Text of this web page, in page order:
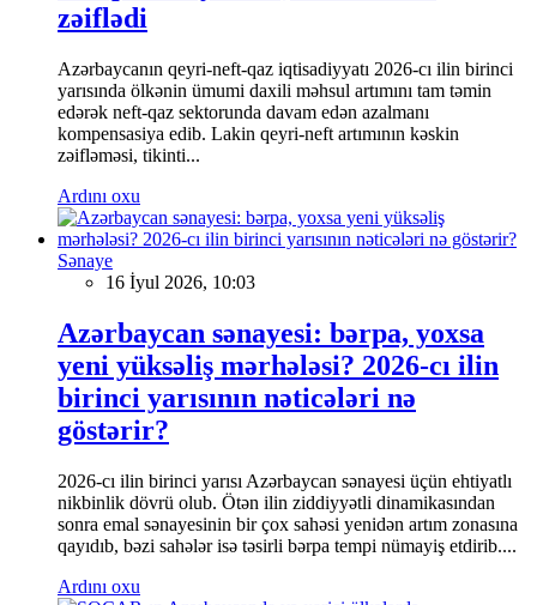
zəiflədi
Azərbaycanın qeyri-neft-qaz iqtisadiyyatı 2026-cı ilin birinci
yarısında ölkənin ümumi daxili məhsul artımını tam təmin
edərək neft-qaz sektorunda davam edən azalmanı
kompensasiya edib. Lakin qeyri-neft artımının kəskin
zəifləməsi, tikinti...
Ardını oxu
Sənaye
16 İyul 2026, 10:03
Azərbaycan sənayesi: bərpa, yoxsa
yeni yüksəliş mərhələsi? 2026-cı ilin
birinci yarısının nəticələri nə
göstərir?
2026-cı ilin birinci yarısı Azərbaycan sənayesi üçün ehtiyatlı
nikbinlik dövrü olub. Ötən ilin ziddiyyətli dinamikasından
sonra emal sənayesinin bir çox sahəsi yenidən artım zonasına
qayıdıb, bəzi sahələr isə təsirli bərpa tempi nümayiş etdirib....
Ardını oxu